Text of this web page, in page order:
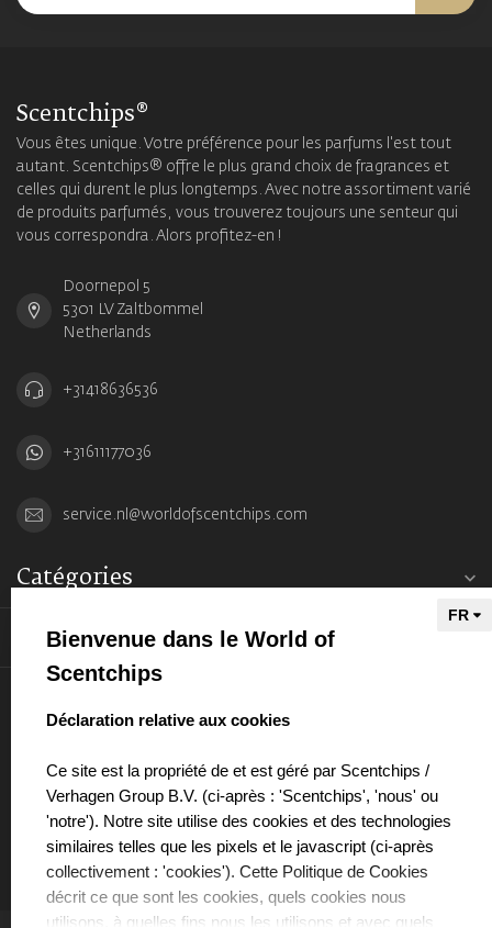
Scentchips®
Vous êtes unique. Votre préférence pour les parfums l'est tout
autant. Scentchips® offre le plus grand choix de fragrances et
celles qui durent le plus longtemps. Avec notre assortiment varié
de produits parfumés, vous trouverez toujours une senteur qui
vous correspondra. Alors profitez-en !
Doornepol 5
5301 LV Zaltbommel
Netherlands
+31418636536
+31611177036
service.nl@worldofscentchips.com
Catégories
Informations
Bienvenue dans le World of
Scentchips
select language
Déclaration relative aux cookies
Ce site est la propriété de et est géré par Scentchips /
Verhagen Group B.V. (ci-après : 'Scentchips', 'nous' ou
'notre'). Notre site utilise des cookies et des technologies
similaires telles que les pixels et le javascript (ci-après
collectivement : 'cookies'). Cette Politique de Cookies
décrit ce que sont les cookies, quels cookies nous
utilisons, à quelles fins nous les utilisons et avec quels